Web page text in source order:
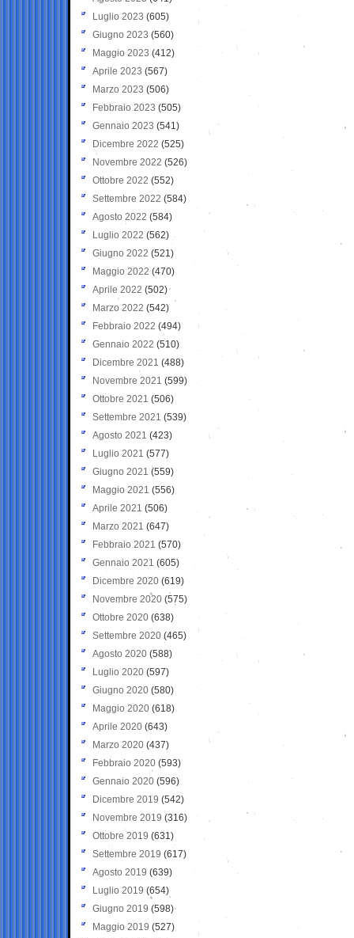
Luglio 2023 (605)
Giugno 2023 (560)
Maggio 2023 (412)
Aprile 2023 (567)
Marzo 2023 (506)
Febbraio 2023 (505)
Gennaio 2023 (541)
Dicembre 2022 (525)
Novembre 2022 (526)
Ottobre 2022 (552)
Settembre 2022 (584)
Agosto 2022 (584)
Luglio 2022 (562)
Giugno 2022 (521)
Maggio 2022 (470)
Aprile 2022 (502)
Marzo 2022 (542)
Febbraio 2022 (494)
Gennaio 2022 (510)
Dicembre 2021 (488)
Novembre 2021 (599)
Ottobre 2021 (506)
Settembre 2021 (539)
Agosto 2021 (423)
Luglio 2021 (577)
Giugno 2021(559)
Maggio 2021 (556)
Aprile 2021 (506)
Marzo 2021 (647)
Febbraio 2021 (570)
Gennaio 2021 (605)
Dicembre 2020 (619)
Novembre 2020 (575)
Ottobre 2020 (638)
Settembre 2020(465)
Agosto 2020 (588)
Luglio 2020 (597)
Giugno 2020 (580)
Maggio 2020 (618)
Aprile 2020 (643)
Marzo 2020 (437)
Febbraio 2020 (593)
Gennaio 2020 (596)
Dicembre 2019 (542)
Novembre 2019 (316)
Ottobre 2019 (631)
Settembre 2019 (617)
Agosto 2019 (639)
Luglio 2019 (654)
Giugno 2019 (598)
Maggio 2019 (527)